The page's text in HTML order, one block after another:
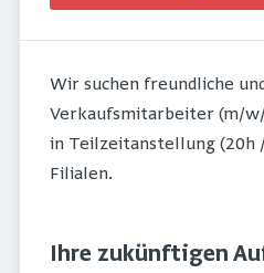
Wir suchen freundliche
Verkaufsmitarbeiter (m/
in Teilzeitanstellung (20h
Filialen.
Ihre zukünftigen